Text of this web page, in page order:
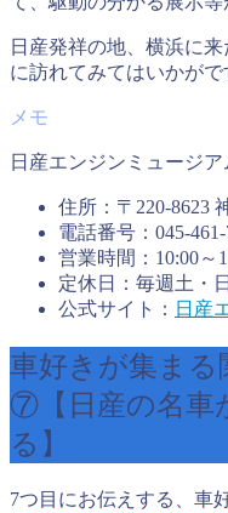
日産発祥の地、横浜に
に訪れてみてはいかがで
日産エンジンミュージ
住所：〒220-8623
電話番号：045-461-
営業時間：10:00～
定休日：毎週土・
公式サイト： 日産
車好きが集ま
⑦【日産の名車
る】
7つ目にお伝えする、車